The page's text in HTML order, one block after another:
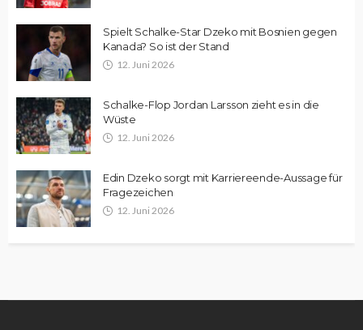
Spielt Schalke-Star Dzeko mit Bosnien gegen
Kanada? So ist der Stand
12. Juni 2026
Schalke-Flop Jordan Larsson zieht es in die
Wüste
12. Juni 2026
Edin Dzeko sorgt mit Karriereende-Aussage für
Fragezeichen
12. Juni 2026